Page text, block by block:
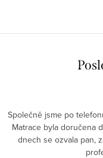
Společně jsme po
Matrace byla doručena
dnech se ozvala pan,